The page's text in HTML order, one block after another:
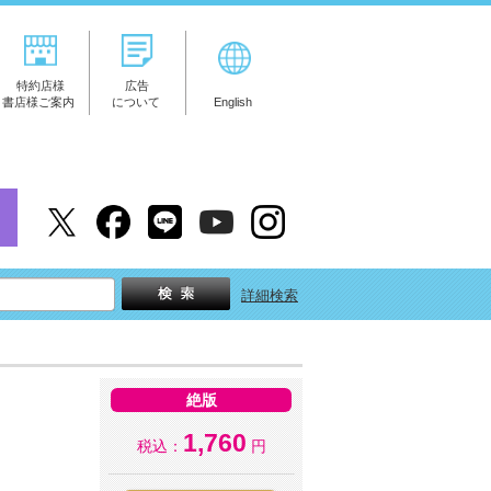
特約店様
書店様ご案内
広告
について
English
詳細検索
絶版
税込： 1,760 円